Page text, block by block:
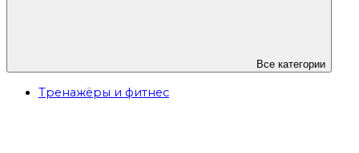
Все категории
Тренажёры и фитнес